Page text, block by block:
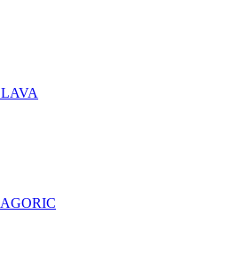
LAVA
AGORIC